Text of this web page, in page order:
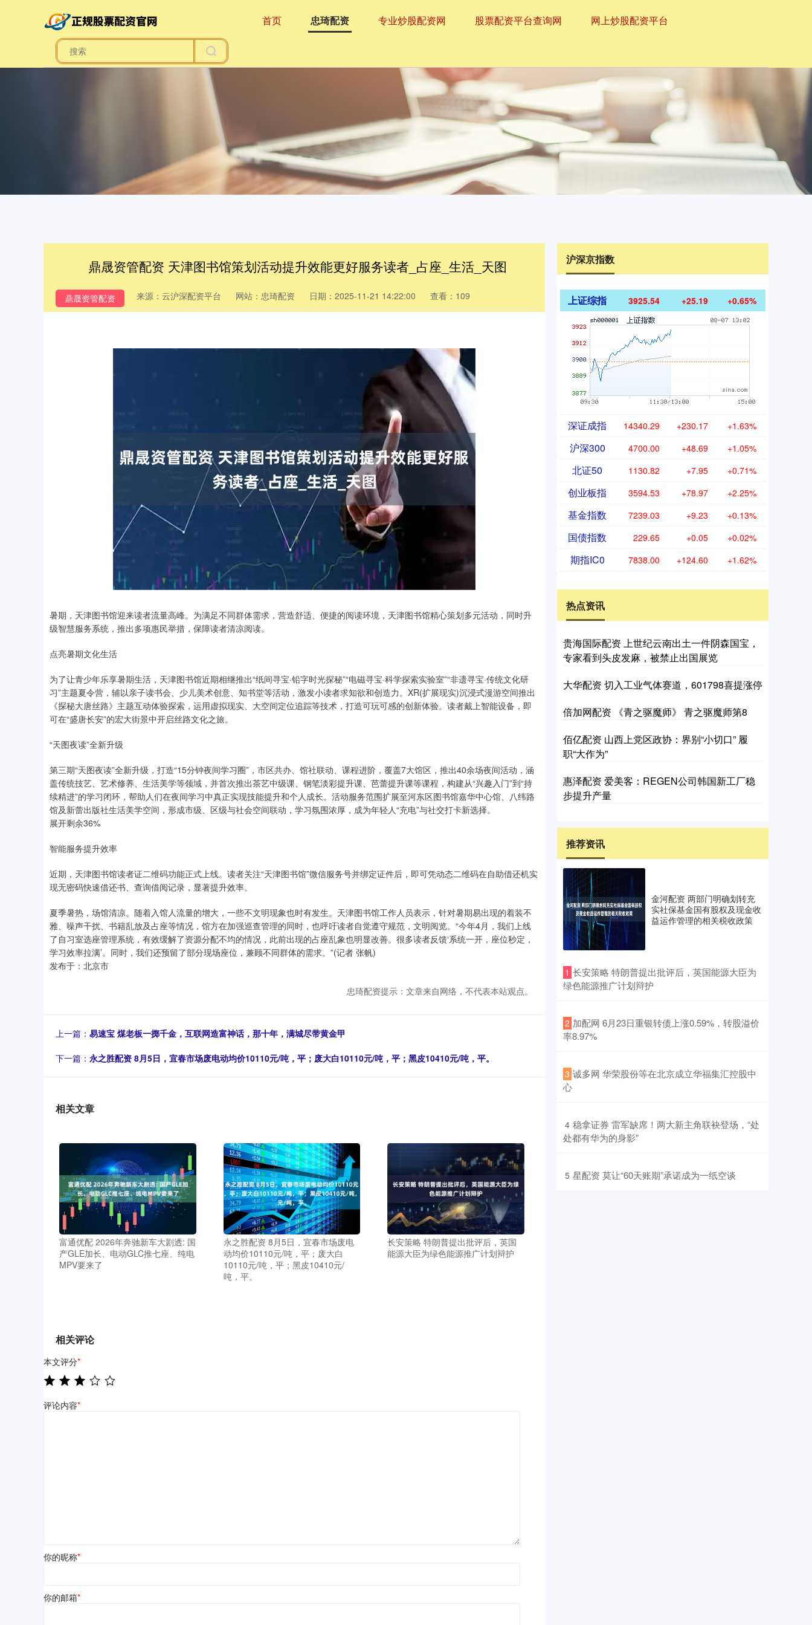
首页 忠琦配资 专业炒股配资网 股票配资平台查询网 网上炒股配资平台
鼎晟资管配资 天津图书馆策划活动提升效能更好服务读者_占座_生活_天图
鼎晟资管配资 来源：云沪深配资平台 网站：忠琦配资 日期：2025-11-21 14:22:00 查看：109
暑期，天津图书馆迎来读者流量高峰。为满足不同群体需求，营造舒适、便捷的阅读环境，天津图书馆精心策划多元活动，同时升
级智慧服务系统，推出多项惠民举措，保障读者清凉阅读。
点亮暑期文化生活
为了让青少年乐享暑期生活，天津图书馆近期相继推出“纸间寻宝·铅字时光探秘”“电磁寻宝·科学探索实验室”“非遗寻宝·传统文化研
习”主题夏令营，辅以亲子读书会、少儿美术创意、知书堂等活动，激发小读者求知欲和创造力。XR(扩展现实)沉浸式漫游空间推出
《探秘大唐丝路》主题互动体验探索，运用虚拟现实、大空间定位追踪等技术，打造可玩可感的创新体验。读者戴上智能设备，即
可在“盛唐长安”的宏大街景中开启丝路文化之旅。
“天图夜读”全新升级
第三期“天图夜读”全新升级，打造“15分钟夜间学习圈”，市区共办、馆社联动、课程进阶，覆盖7大馆区，推出40余场夜间活动，涵
盖传统技艺、艺术修养、生活美学等领域，并首次推出茶艺中级课、钢笔淡彩提升课、芭蕾提升课等课程，构建从“兴趣入门”到“持
续精进”的学习闭环，帮助人们在夜间学习中真正实现技能提升和个人成长。活动服务范围扩展至河东区图书馆嘉华中心馆、八纬路
馆及新蕾出版社生活美学空间，形成市级、区级与社会空间联动，学习氛围浓厚，成为年轻人“充电”与社交打卡新选择。
展开剩余36%
智能服务提升效率
近期，天津图书馆读者证二维码功能正式上线。读者关注“天津图书馆”微信服务号并绑定证件后，即可凭动态二维码在自助借还机实
现无密码快速借还书、查询借阅记录，显著提升效率。
夏季暑热，场馆清凉。随着入馆人流量的增大，一些不文明现象也时有发生。天津图书馆工作人员表示，针对暑期易出现的着装不
雅、噪声干扰、书籍乱放及占座等情况，馆方在加强巡查管理的同时，也呼吁读者自觉遵守规范，文明阅览。“今年4月，我们上线
了自习室选座管理系统，有效缓解了资源分配不均的情况，此前出现的占座乱象也明显改善。很多读者反馈‘系统一开，座位秒定，
学习效率拉满’。同时，我们还预留了部分现场座位，兼顾不同群体的需求。”(记者 张帆)
发布于：北京市
忠琦配资提示：文章来自网络，不代表本站观点。
上一篇： 易速宝 煤老板一掷千金，互联网造富神话，那十年，满城尽带黄金甲
下一篇： 永之胜配资 8月5日，宜春市场废电动均价10110元/吨，平；废大白10110元/吨，平；黑皮10410元/吨，平。
相关文章
富通优配 2026年奔驰新车大剧透: 国
产GLE加长、电动GLC推七座、纯电
MPV要来了
永之胜配资 8月5日，宜春市场废电
动均价10110元/吨，平；废大白
10110元/吨，平；黑皮10410元/
吨，平。
长安策略 特朗普提出批评后，英国
能源大臣为绿色能源推广计划辩护
相关评论
本文评分*
评论内容*
你的昵称*
你的邮箱*
沪深京指数
上证综指 3925.54 +25.19 +0.65%
深证成指 14340.29 +230.17 +1.63%
沪深300 4700.00 +48.69 +1.05%
北证50 1130.82 +7.95 +0.71%
创业板指 3594.53 +78.97 +2.25%
基金指数 7239.03 +9.23 +0.13%
国债指数 229.65 +0.05 +0.02%
期指IC0 7838.00 +124.60 +1.62%
热点资讯
贵海国际配资 上世纪云南出土一件阴森国宝，
专家看到头皮发麻，被禁止出国展览
大华配资 切入工业气体赛道，601798喜提涨停
倍加网配资 《青之驱魔师》 青之驱魔师第8
佰亿配资 山西上党区政协：界别“小切口” 履
职“大作为”
惠泽配资 爱美客：REGEN公司韩国新工厂稳
步提升产量
推荐资讯
金河配资 两部门明确划转充
实社保基金国有股权及现金收
益运作管理的相关税收政策
1 ​长安策略 特朗普提出批评后，英国能源大臣为
绿色能源推广计划辩护
2 ​加配网 6月23日重银转债上涨0.59%，转股溢价
率8.97%
3 ​诚多网 华荣股份等在北京成立华福集汇控股中
心
4 ​稳拿证券 雷军缺席！两大新主角联袂登场，“处
处都有华为的身影”
5 ​星配资 莫让“60天账期”承诺成为一纸空谈